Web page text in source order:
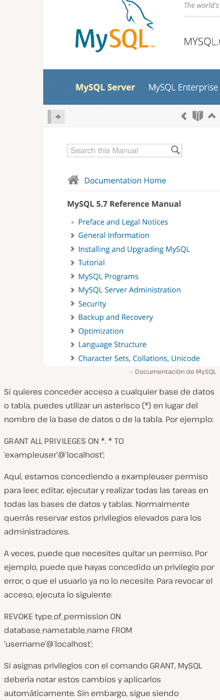
Documentación de MySQL
Si quieres conceder acceso a cualquier base de datos
o tabla, puedes utilizar un asterisco (*) en lugar del
nombre de la base de datos o de la tabla. Por ejemplo:
GRANT ALL PRIVILEGES ON *. * TO
‘exampleuser’@’localhost’;
Aquí, estamos concediendo a exampleuserpermiso
para leer, editar, ejecutar y realizar todas las tareas en
todas las bases de datos y tablas. Normalmente
querrás reservar estos privilegios elevados para los
administradores.
A veces, puede que necesites quitar un permiso. Por
ejemplo, puede que hayas concedido un privilegio por
error, o que el usuario ya no lo necesite. Para revocar el
acceso, ejecuta lo siguiente:
REVOKE type_of_permission ON
database_name.table_name FROM
‘username’@’localhost’;
Si asignas privilegios con el comando GRANT, MySQL
debería notar estos cambios y aplicarlos
automáticamente. Sin embargo, sigue siendo